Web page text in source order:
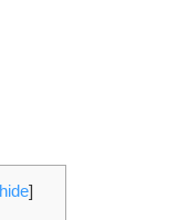
hide]